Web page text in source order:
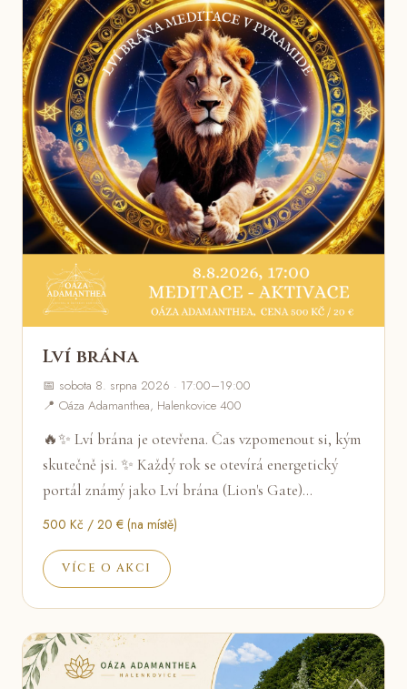
Lví brána
📅 sobota 8. srpna 2026 · 17:00–19:00
📍 Oáza Adamanthea, Halenkovice 400
🔥✨ Lví brána je otevřena. Čas vzpomenout si, kým
skutečně jsi. ✨ Každý rok se otevírá energetický
portál známý jako Lví brána (Lion's Gate)…
500 Kč / 20 € (na místě)
VÍCE O AKCI